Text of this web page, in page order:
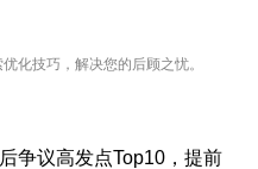
化技巧，解决您的后顾之忧。
争议高发点Top10，提前